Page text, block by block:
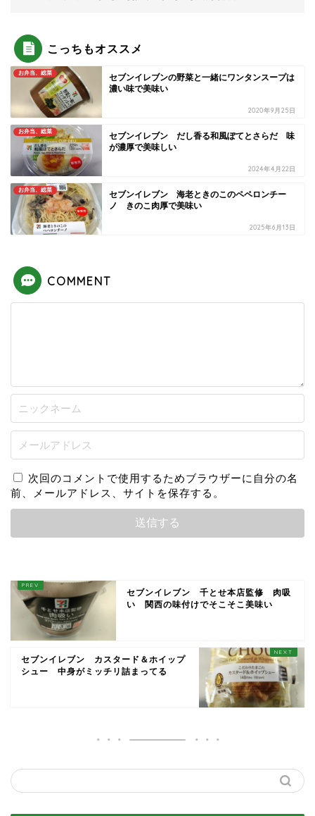
こっちもオススメ
お弁当、総菜
セブンイレブンの野菜と一緒にワンタンスープは
濃い味で美味い
2020年9月25日
お弁当、総菜
セブンイレブン だし香る和風ぽてとさらだ 味
が濃厚で美味しい
2024年4月22日
お弁当、総菜
セブンイレブン 海老ときのこのペペロンチー
ノ きのこ肉厚で美味い
2025年6月13日
COMMENT
次回のコメントで使用するためブラウザーに自分の名
前、メールアドレス、サイトを保存する。
セブンイレブン 千とせ本店監修 肉吸
い 関西の味付けでそこそこ美味い
セブンイレブン カスタード＆ホイップ
シュー 中身がミッチリ詰まってる